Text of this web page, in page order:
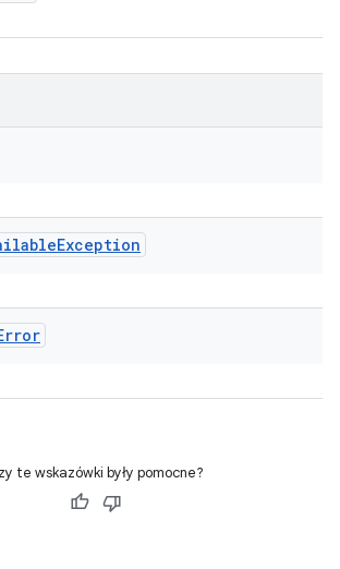
Exception
te wskazówki były pomocne?